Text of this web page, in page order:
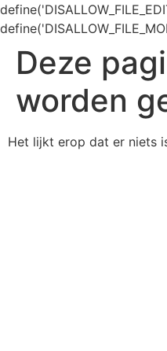
Deze
worden
Het lijkt erop dat er niets